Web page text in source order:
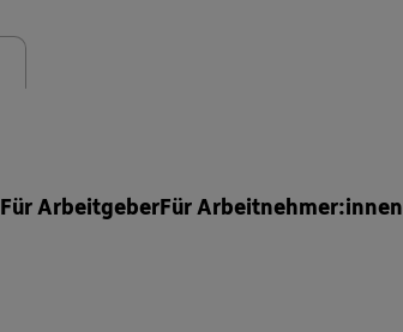
Für ArbeitgeberFür Arbeitnehmer:innen